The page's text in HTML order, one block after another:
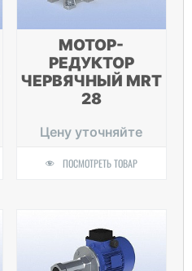
МОТОР-
РЕДУКТОР
ЧЕРВЯЧНЫЙ MRT
28
Цену уточняйте
ПОСМОТРЕТЬ ТОВАР